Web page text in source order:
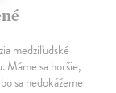
medziľudské
Máme sa horšie,
sa nedokážeme